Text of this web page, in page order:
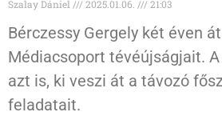
Szalay Dániel 2025.01.06. 21:03
Bérczessy Gergely két éven
Médiacsoport tévéújságjait.
azt is, ki veszi át a távozó
feladatait.